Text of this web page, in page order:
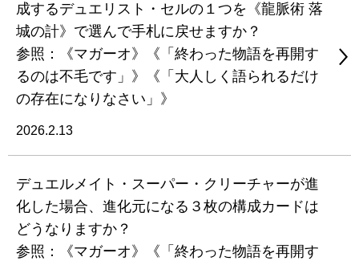
成するデュエリスト・セルの１つを《龍脈術 落
城の計》で選んで手札に戻せますか？
参照：《マガーオ》《「終わった物語を再開す
るのは不毛です」》《「大人しく語られるだけ
の存在になりなさい」》
2026.2.13
デュエルメイト・スーパー・クリーチャーが進
化した場合、進化元になる３枚の構成カードは
どうなりますか？
参照：《マガーオ》《「終わった物語を再開す